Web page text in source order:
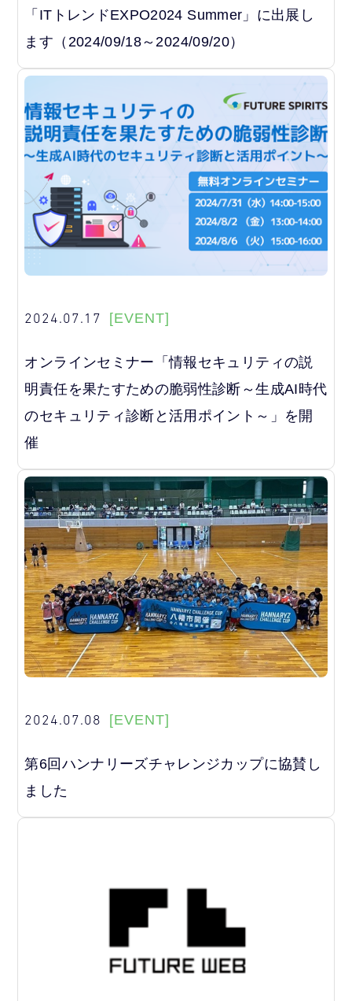
「ITトレンドEXPO2024 Summer」に出展し
ます（2024/09/18～2024/09/20）
2024.07.17 [EVENT]
オンラインセミナー「情報セキュリティの説
明責任を果たすための脆弱性診断～生成AI時代
のセキュリティ診断と活用ポイント～」を開
催
2024.07.08 [EVENT]
第6回ハンナリーズチャレンジカップに協賛し
ました